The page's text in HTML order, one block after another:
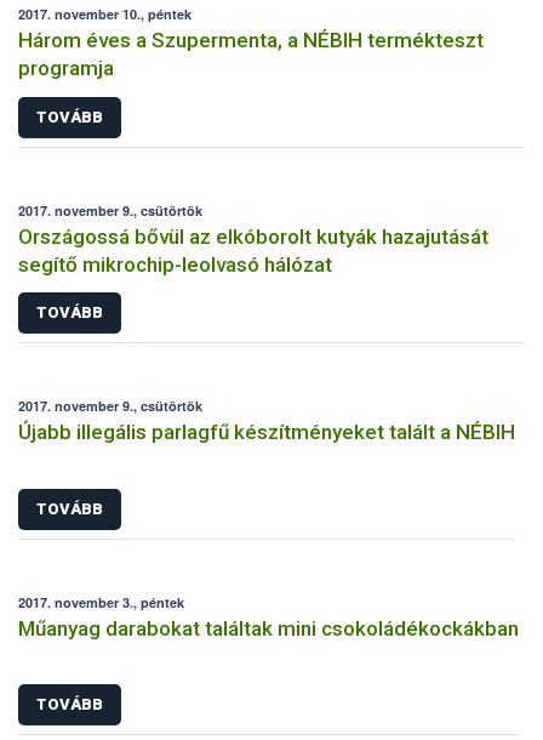
2017. november 10., péntek
Három éves a Szupermenta, a NÉBIH termékteszt
programja
TOVÁBB
2017. november 9., csütörtök
Országossá bővül az elkóborolt kutyák hazajutását
segítő mikrochip-leolvasó hálózat
TOVÁBB
2017. november 9., csütörtök
Újabb illegális parlagfű készítményeket talált a NÉBIH
TOVÁBB
2017. november 3., péntek
Műanyag darabokat találtak mini csokoládékockákban
TOVÁBB